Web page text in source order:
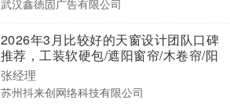
武汉鑫徳固广告有限公司
2026年3月比较好的天窗设计团队口碑
推荐，工装软硬包/遮阳窗帘/木卷帘/阳
光房天窗/办公室窗帘，天窗门店哪家
专业
张经理
苏州抖来创网络科技有限公司